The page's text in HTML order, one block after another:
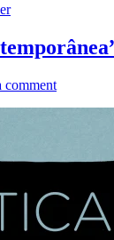
comment